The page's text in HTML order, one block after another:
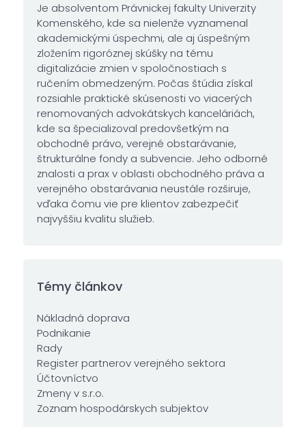
Je absolventom Právnickej fakulty Univerzity
Komenského, kde sa nielenže vyznamenal
akademickými úspechmi, ale aj úspešným
zložením rigoróznej skúšky na tému
digitalizácie zmien v spoločnostiach s
ručením obmedzeným. Počas štúdia získal
rozsiahle praktické skúsenosti vo viacerých
renomovaných advokátskych kanceláriách,
kde sa špecializoval predovšetkým na
obchodné právo, verejné obstarávanie,
štrukturálne fondy a subvencie. Jeho odborné
znalosti a prax v oblasti obchodného práva a
verejného obstarávania neustále rozširuje,
vďaka čomu vie pre klientov zabezpečiť
najvyššiu kvalitu služieb.
Témy článkov
Nákladná doprava
Podnikanie
Rady
Register partnerov verejného sektora
Účtovníctvo
Zmeny v s.r.o.
Zoznam hospodárskych subjektov